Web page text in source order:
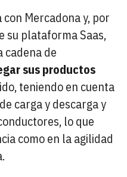
Mercadona y, por
su plataforma Saas,
cadena de
sus productos
teniendo en cuenta
carga y descarga y
lo que
como en la agilidad